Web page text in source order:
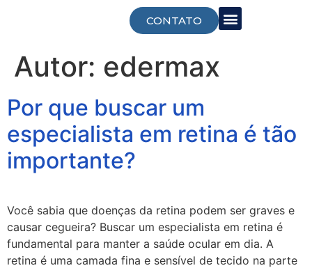
CONTATO
Autor: edermax
Por que buscar um
especialista em retina é tão
importante?
Você sabia que doenças da retina podem ser graves e
causar cegueira? Buscar um especialista em retina é
fundamental para manter a saúde ocular em dia. A
retina é uma camada fina e sensível de tecido na parte